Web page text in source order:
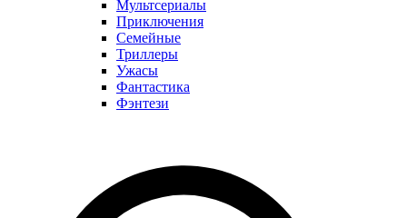
Мультсериалы
Приключения
Семейные
Триллеры
Ужасы
Фантастика
Фэнтези